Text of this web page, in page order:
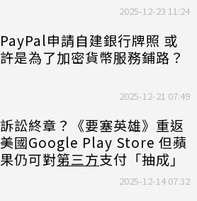
2025-12-23 11:24
PayPal申請自建銀行牌照 或
許是為了加密貨幣服務鋪路？
2025-12-21 07:49
訴訟終章？《要塞英雄》重返
美國Google Play Store 但蘋
果仍可對第三方支付「抽成」
2025-12-14 07:32